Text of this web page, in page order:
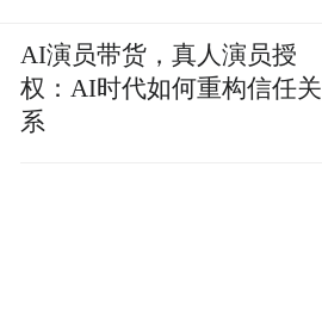
AI演员带货，真人演员授
权：AI时代如何重构信任关
系